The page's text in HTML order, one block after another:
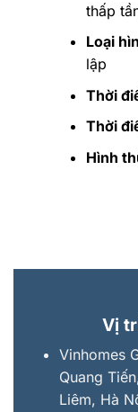
thấp
Loại
lập
Thời
Thời
Hình
Vị
Vinhomes
Quang
Liêm, Hà